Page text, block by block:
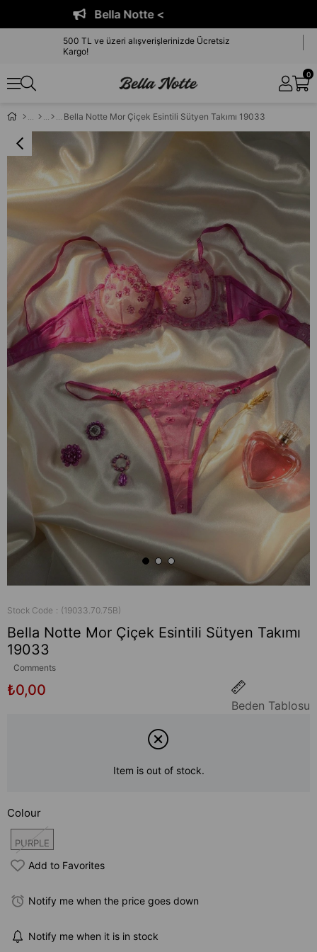
Bella Notte <
500 TL ve üzeri alışverişlerinizde Ücretsiz
Kargo!
0
Bella Notte Mor Çiçek Esintili Sütyen Takımı 19033
Stock Code (19033.70.75B)
Bella Notte Mor Çiçek Esintili Sütyen Takımı
19033
Comments
₺0,00
Beden Tablosu
Item is out of stock.
Colour
PURPLE
Add to Favorites
Notify me when the price goes down
Notify me when it is in stock